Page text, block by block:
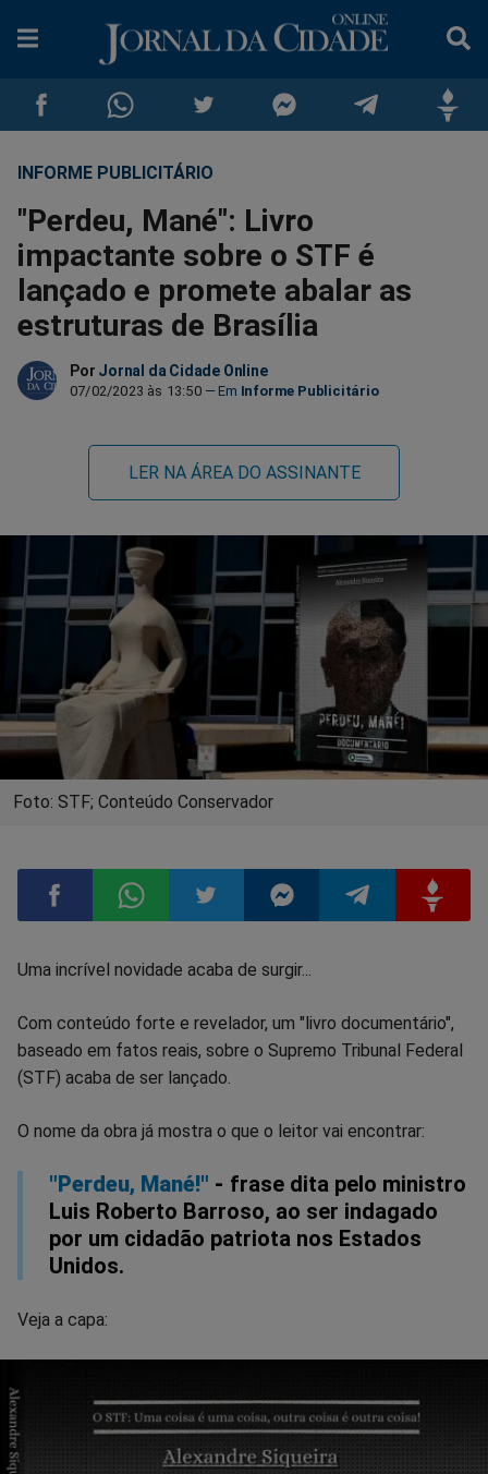
Compartilhar
no
Facebook
Compartilhar
no
Whatsapp
Compartilhar
no
Twitter
no
Messenger
no
Telegram
INFORME PUBLICITÁRIO
"Perdeu, Mané": Livro
impactante sobre o STF é
lançado e promete abalar as
estruturas de Brasília
Por Jornal da Cidade Online
07/02/2023 às 13:50 Informe Publicitário
LER NA ÁREA DO ASSINANTE
Foto: STF; Conteúdo Conservador
Compartilhar
no
Facebook
Compartilhar
no
Whatsapp
Compartilhar
no
Twitter
Compartilhar
no
no
no
Uma incrível novidade acaba de surgir...
Com conteúdo forte e revelador, um "livro documentário",
baseado em fatos reais, sobre o Supremo Tribunal Federal
(STF) acaba de ser lançado.
O nome da obra já mostra o que o leitor vai encontrar:
"Perdeu, Mané!" - frase dita pelo ministro
Luis Roberto Barroso, ao ser indagado
por um cidadão patriota nos Estados
Unidos.
Veja a capa: